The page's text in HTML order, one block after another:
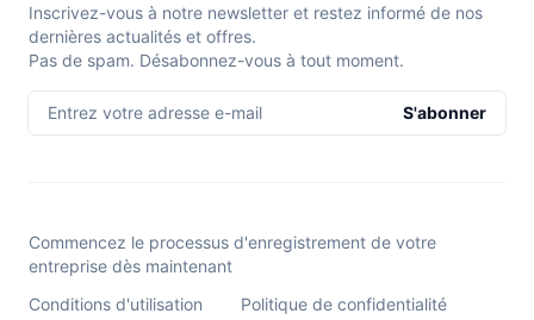
Inscrivez-vous à notre newsletter et restez informé de nos
dernières actualités et offres.
Pas de spam. Désabonnez-vous à tout moment.
Entrez votre adresse e-mail S'abonner
Commencez le processus d'enregistrement de votre
entreprise dès maintenant
Conditions d'utilisation
Politique de confidentialité